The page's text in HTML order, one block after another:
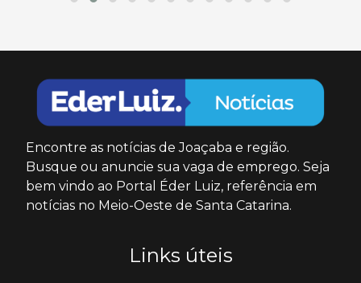
Encontre as notícias de Joaçaba e região.
Busque ou anuncie sua vaga de emprego. Seja
bem vindo ao Portal Éder Luiz, referência em
notícias no Meio-Oeste de Santa Catarina.
Links úteis